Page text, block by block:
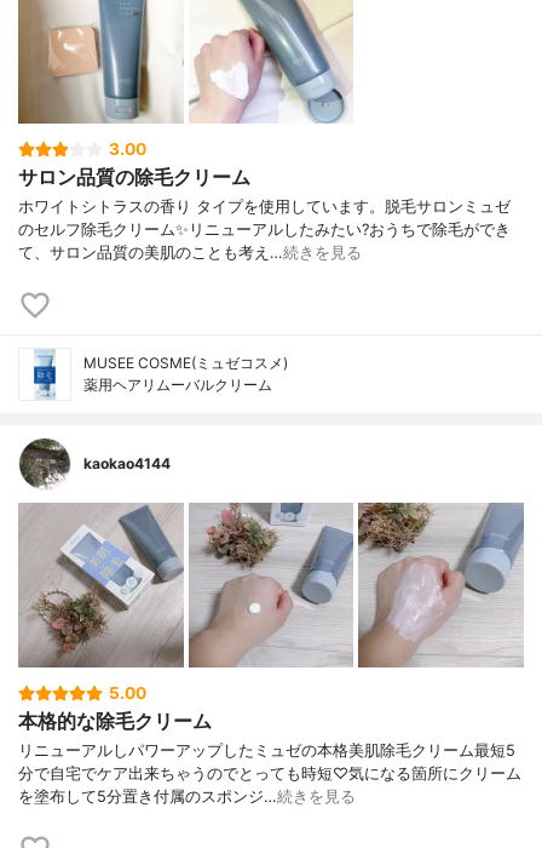
3.00
サロン品質の除毛クリーム
ホワイトシトラスの香り タイプを使用しています。脱毛サロンミュゼ
のセルフ除毛クリーム✨リニューアルしたみたい?おうちで除毛ができ
て、サロン品質の美肌のことも考え…続きを見る
MUSEE COSME(ミュゼコスメ)
薬用ヘアリムーバルクリーム
kaokao4144
5.00
本格的な除毛クリーム
リニューアルしパワーアップしたミュゼの本格美肌除毛クリーム最短5
分で自宅でケア出来ちゃうのでとっても時短♡気になる箇所にクリーム
を塗布して5分置き付属のスポンジ…続きを見る